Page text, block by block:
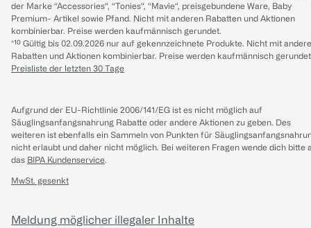
der Marke “Accessories“, “Tonies“, “Mavie“, preisgebundene Ware, Baby
Premium- Artikel sowie Pfand. Nicht mit anderen Rabatten und Aktionen
kombinierbar. Preise werden kaufmännisch gerundet.
*¹⁰ Gültig bis 02.09.2026 nur auf gekennzeichnete Produkte. Nicht mit
Rabatten und Aktionen kombinierbar. Preise werden kaufmännisch
Preisliste der letzten 30 Tage
Aufgrund der EU-Richtlinie 2006/141/EG ist es nicht möglich auf
Säuglingsanfangsnahrung Rabatte oder andere Aktionen zu geben. Des
weiteren ist ebenfalls ein Sammeln von Punkten für
nicht erlaubt und daher nicht möglich. Bei weiteren Fragen wende dich bitte
das BIPA Kundenservice.
MwSt. gesenkt
Meldung möglicher illegaler Inhalte